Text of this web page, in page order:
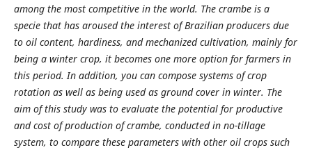
among the most competitive in the world. The crambe is a
specie that has aroused the interest of Brazilian producers due
to oil content, hardiness, and mechanized cultivation, mainly for
being a winter crop, it becomes one more option for farmers in
this period. In addition, you can compose systems of crop
rotation as well as being used as ground cover in winter. The
aim of this study was to evaluate the potential for productive
and cost of production of crambe, conducted in no-tillage
system, to compare these parameters with other oil crops such